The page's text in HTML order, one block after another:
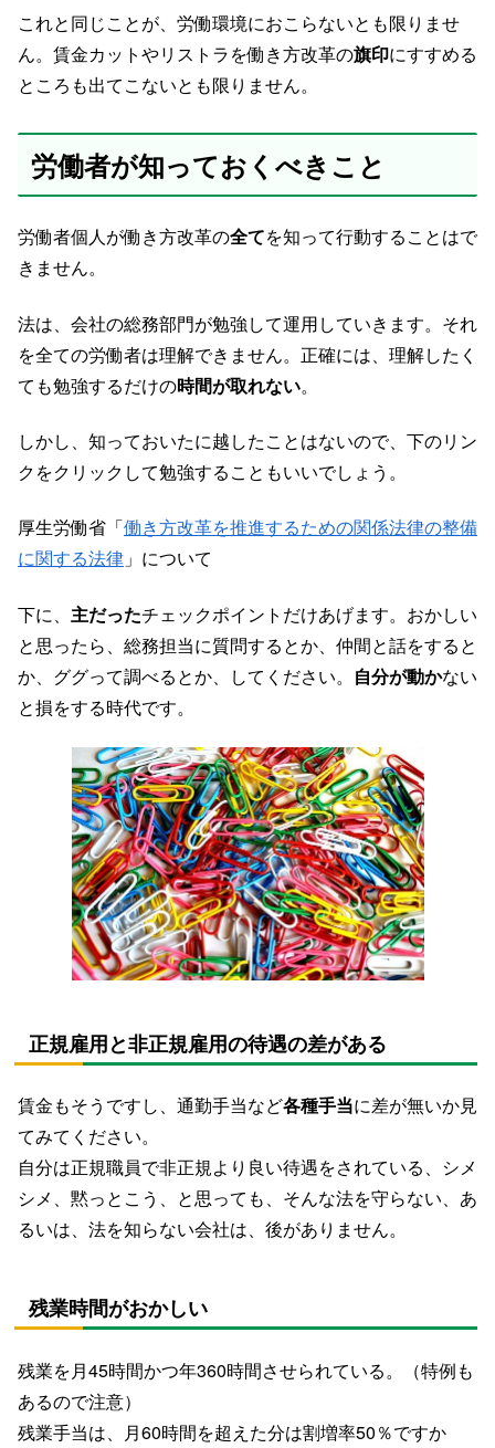
これと同じことが、労働環境におこらないとも限りませ
ん。賃金カットやリストラを働き方改革の旗印にすすめる
ところも出てこないとも限りません。
労働者が知っておくべきこと
労働者個人が働き方改革の全てを知って行動することはで
きません。
法は、会社の総務部門が勉強して運用していきます。それ
を全ての労働者は理解できません。正確には、理解したく
ても勉強するだけの時間が取れない。
しかし、知っておいたに越したことはないので、下のリン
クをクリックして勉強することもいいでしょう。
厚生労働省「働き方改革を推進するための関係法律の整備
に関する法律 」について
下に、 主だったチェックポイントだけあげます。おかしい
と思ったら、総務担当に質問するとか、仲間と話をすると
か、ググって調べるとか、してください。 自分が動かない
と損をする時代です。
正規雇用と非正規雇用の待遇の差がある
賃金もそうですし、通勤手当など各種手当に差が無いか見
てみてください。
自分は正規職員で非正規より良い待遇をされている、シメ
シメ、黙っとこう、と思っても、そんな法を守らない、あ
るいは、法を知らない会社は、後がありません。
残業時間がおかしい
残業を月45時間かつ年360時間させられている。（特例も
あるので注意）
残業手当は、月60時間を超えた分は割増率50％ですか